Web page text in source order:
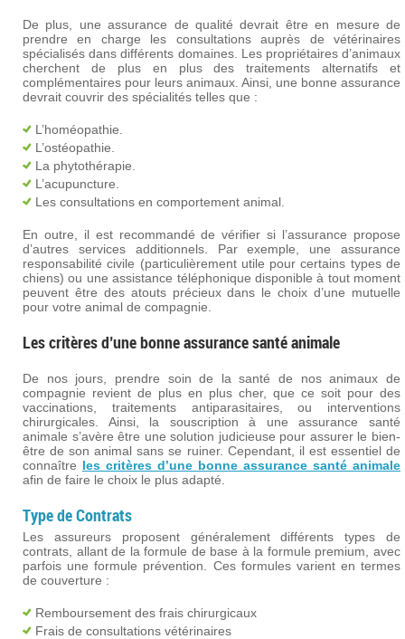
De plus, une assurance de qualité devrait être en mesure de
prendre en charge les consultations auprès de vétérinaires
spécialisés dans différents domaines. Les propriétaires d’animaux
cherchent de plus en plus des traitements alternatifs et
complémentaires pour leurs animaux. Ainsi, une bonne assurance
devrait couvrir des spécialités telles que :
L’homéopathie.
L’ostéopathie.
La phytothérapie.
L’acupuncture.
Les consultations en comportement animal.
En outre, il est recommandé de vérifier si l’assurance propose
d’autres services additionnels. Par exemple, une assurance
responsabilité civile (particulièrement utile pour certains types de
chiens) ou une assistance téléphonique disponible à tout moment
peuvent être des atouts précieux dans le choix d’une mutuelle
pour votre animal de compagnie.
Les critères d’une bonne assurance santé animale
De nos jours, prendre soin de la santé de nos animaux de
compagnie revient de plus en plus cher, que ce soit pour des
vaccinations, traitements antiparasitaires, ou interventions
chirurgicales. Ainsi, la souscription à une assurance santé
animale s’avère être une solution judicieuse pour assurer le bien-
être de son animal sans se ruiner. Cependant, il est essentiel de
connaître les critères d’une bonne assurance santé animale
afin de faire le choix le plus adapté.
Type de Contrats
Les assureurs proposent généralement différents types de
contrats, allant de la formule de base à la formule premium, avec
parfois une formule prévention. Ces formules varient en termes
de couverture :
Remboursement des frais chirurgicaux
Frais de consultations vétérinaires